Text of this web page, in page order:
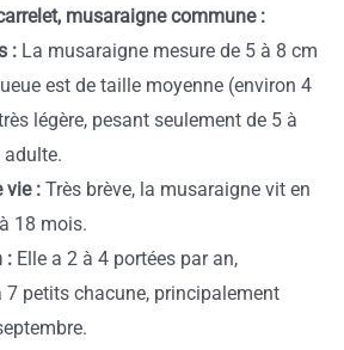
musaraigne commune :
: La musaraigne mesure de 5 à 8 cm
est de taille moyenne (environ 4
légère, pesant seulement de 5 à
vie : Très brève, la musaraigne vit en
18 mois.
: Elle a 2 à 4 portées par an,
petits chacune, principalement